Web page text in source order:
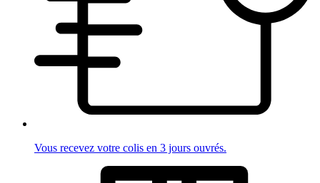
Vous recevez votre colis en 3 jours ouvrés.